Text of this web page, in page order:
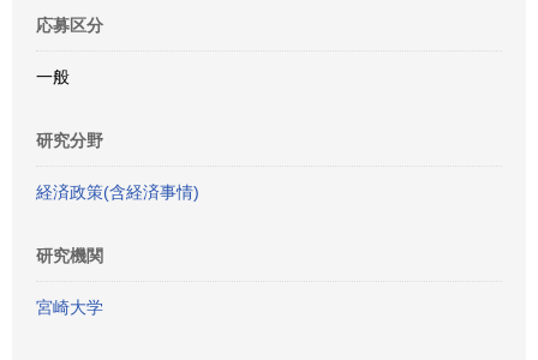
応募区分
一般
研究分野
経済政策(含経済事情)
研究機関
宮崎大学